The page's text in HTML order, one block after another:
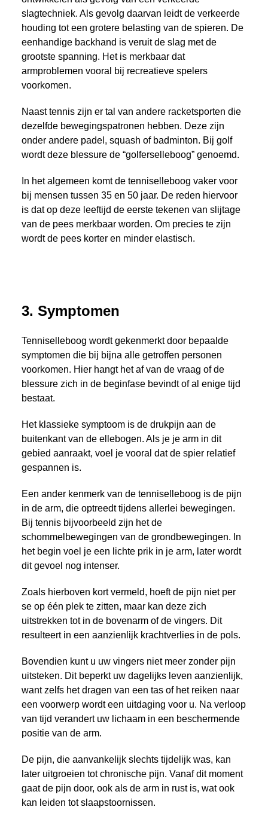
slagtechniek. Als gevolg daarvan leidt de verkeerde
houding tot een grotere belasting van de spieren. De
eenhandige backhand is veruit de slag met de
grootste spanning. Het is merkbaar dat
armproblemen vooral bij recreatieve spelers
voorkomen.
Naast tennis zijn er tal van andere racketsporten die
dezelfde bewegingspatronen hebben. Deze zijn
onder andere padel, squash of badminton. Bij golf
wordt deze blessure de “golferselleboog” genoemd.
In het algemeen komt de tenniselleboog vaker voor
bij mensen tussen 35 en 50 jaar. De reden hiervoor
is dat op deze leeftijd de eerste tekenen van slijtage
van de pees merkbaar worden. Om precies te zijn
wordt de pees korter en minder elastisch.
3. Symptomen
Tenniselleboog wordt gekenmerkt door bepaalde
symptomen die bij bijna alle getroffen personen
voorkomen. Hier hangt het af van de vraag of de
blessure zich in de beginfase bevindt of al enige tijd
bestaat.
Het klassieke symptoom is de drukpijn aan de
buitenkant van de ellebogen. Als je je arm in dit
gebied aanraakt, voel je vooral dat de spier relatief
gespannen is.
Een ander kenmerk van de tenniselleboog is de pijn
in de arm, die optreedt tijdens allerlei bewegingen.
Bij tennis bijvoorbeeld zijn het de
schommelbewegingen van de grondbewegingen. In
het begin voel je een lichte prik in je arm, later wordt
dit gevoel nog intenser.
Zoals hierboven kort vermeld, hoeft de pijn niet per
se op één plek te zitten, maar kan deze zich
uitstrekken tot in de bovenarm of de vingers. Dit
resulteert in een aanzienlijk krachtverlies in de pols.
Bovendien kunt u uw vingers niet meer zonder pijn
uitsteken. Dit beperkt uw dagelijks leven aanzienlijk,
want zelfs het dragen van een tas of het reiken naar
een voorwerp wordt een uitdaging voor u. Na verloop
van tijd verandert uw lichaam in een beschermende
positie van de arm.
De pijn, die aanvankelijk slechts tijdelijk was, kan
later uitgroeien tot chronische pijn. Vanaf dit moment
gaat de pijn door, ook als de arm in rust is, wat ook
kan leiden tot slaapstoornissen.